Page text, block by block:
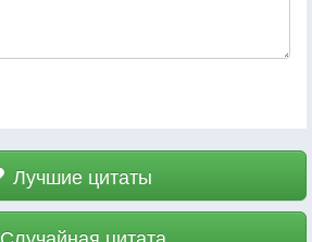
Лучшие цитаты